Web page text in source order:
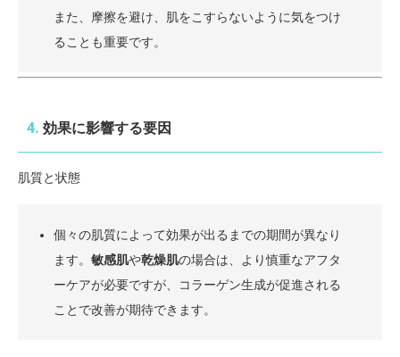
また、摩擦を避け、肌をこすらないように気をつけ
ることも重要です。
4. 効果に影響する要因
肌質と状態
個々の肌質によって効果が出るまでの期間が異なり
ます。 敏感肌や乾燥肌の場合は、より慎重なアフタ
ーケアが必要ですが、コラーゲン生成が促進される
ことで改善が期待できます。